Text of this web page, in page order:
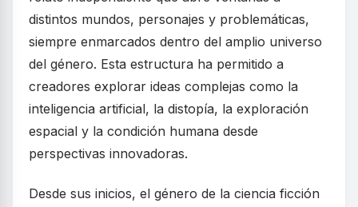
distintos mundos, personajes y problemáticas,
siempre enmarcados dentro del amplio universo
del género. Esta estructura ha permitido a
creadores explorar ideas complejas como la
inteligencia artificial, la distopía, la exploración
espacial y la condición humana desde
perspectivas innovadoras.
Desde sus inicios, el género de la ciencia ficción